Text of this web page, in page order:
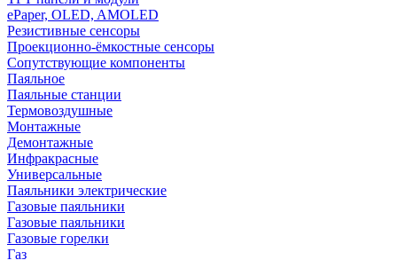
ePaper, OLED, AMOLED
Резистивные сенсоры
Проекционно-ёмкостные сенсоры
Сопутствующие компоненты
Паяльное
Паяльные станции
Термовоздушные
Монтажные
Демонтажные
Инфракрасные
Универсальные
Паяльники электрические
Газовые паяльники
Газовые паяльники
Газовые горелки
Газ